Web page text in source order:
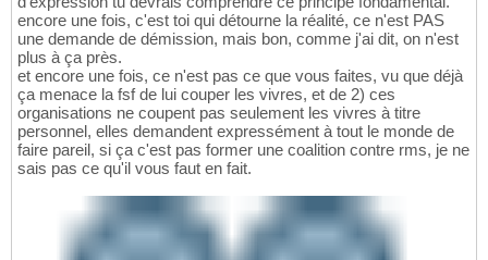
encore une fois, c'est toi qui détourne la réalité, ce n'est PAS
une demande de démission, mais bon, comme j'ai dit, on n'est
plus à ça près.
et encore une fois, ce n'est pas ce que vous faites, vu que déjà
ça menace la fsf de lui couper les vivres, et de 2) ces
organisations ne coupent pas seulement les vivres à titre
personnel, elles demandent expressément à tout le monde de
faire pareil, si ça c'est pas former une coalition contre rms, je ne
sais pas ce qu'il vous faut en fait.